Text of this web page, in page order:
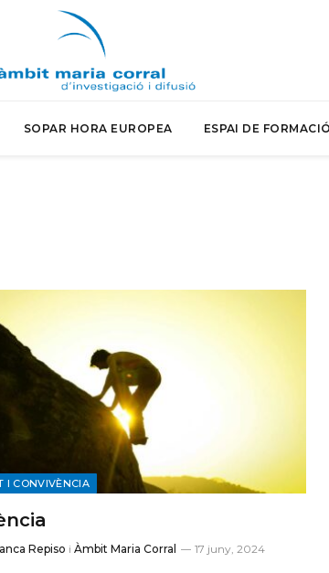
SOPAR HORA EUROPEA ESPAI DE FORMACIÓ
I CONVIVÈNCIA
Repiso i Àmbit Maria Corral 17 juny, 2024